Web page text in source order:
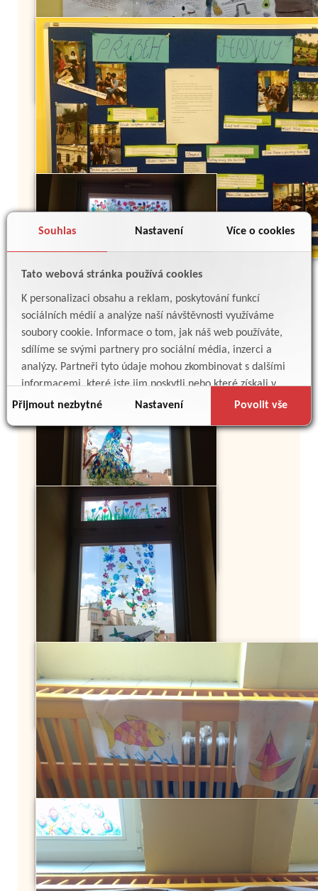
Souhlas Nastavení Více o cookies
Tato webová stránka používá cookies
K personalizaci obsahu a reklam, poskytování funkcí
sociálních médií a analýze naší návštěvnosti využíváme
soubory cookie. Informace o tom, jak náš web používáte,
sdílíme se svými partnery pro sociální média, inzerci a
analýzy. Partneři tyto údaje mohou zkombinovat s dalšími
informacemi, které jste jim poskytli nebo které získali v
důsledku toho, že používáte jejich služby.
Přijmout nezbytné Nastavení Povolit vše